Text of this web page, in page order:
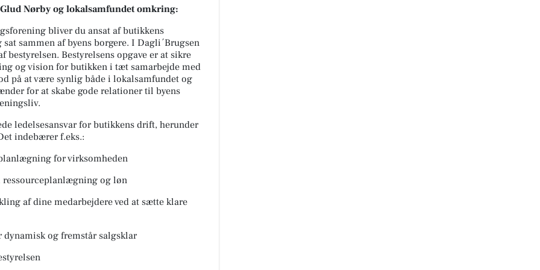
Nørby og lokalsamfundet omkring:
bliver du ansat af butikkens
sammen af byens borgere. I Dagli´Brugsen
bestyrelsen. Bestyrelsens opgave er at sikre
og vision for butikken i tæt samarbejde med
på at være synlig både i lokalsamfundet og
for at skabe gode relationer til byens
ledelsesansvar for butikkens drift, herunder
indebærer f.eks.:
for virksomheden
ressourceplanlægning og løn
af dine medarbejdere ved at sætte klare
dynamisk og fremstår salgsklar